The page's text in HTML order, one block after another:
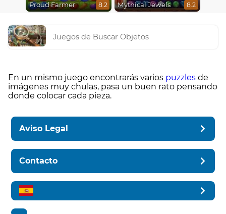
Proud Farmer 8.2 Mythical Jewels 8.2
Juegos de Buscar Objetos
En un mismo juego encontrarás varios puzzles de
imágenes muy chulas, pasa un buen rato pensando
donde colocar cada pieza.
Aviso Legal
Contacto